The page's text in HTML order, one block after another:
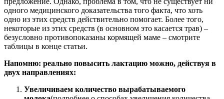
одного медицинского доказательства того факта, что хоть
одно из этих средств действительно помогает. Более того,
некоторые из этих средств (в основном это касается трав) –
безусловно противопоказаны кормящей маме – смотрите
таблицы в конце статьи.
Напомню: реально повысить лактацию можно, действуя в
двух направлениях:
Увеличиваем количество вырабатываемого